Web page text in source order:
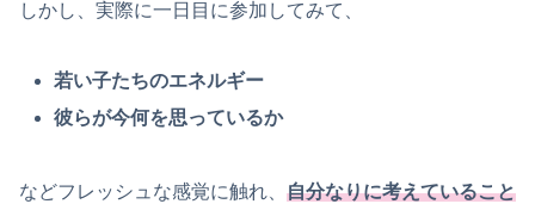
しかし、実際に一日目に参加してみて、
若い子たちのエネルギー
彼らが今何を思っているか
などフレッシュな感覚に触れ、 自分なりに考えていること